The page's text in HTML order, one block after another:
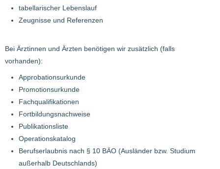
tabellarischer Lebenslauf
Zeugnisse und Referenzen
Bei Ärztinnen und Ärzten benötigen wir zusätzlich (falls
vorhanden):
Approbationsurkunde
Promotionsurkunde
Fachqualifikationen
Fortbildungsnachweise
Publikationsliste
Operationskatalog
Berufserlaubnis nach § 10 BÄO (Ausländer bzw. Studium
außerhalb Deutschlands)